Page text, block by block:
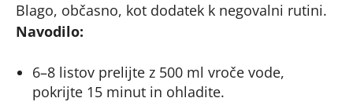
Blago, občasno, kot dodatek k negovalni rutini.
Navodilo:
6–8 listov prelijte z 500 ml vroče vode,
pokrijte 15 minut in ohladite.